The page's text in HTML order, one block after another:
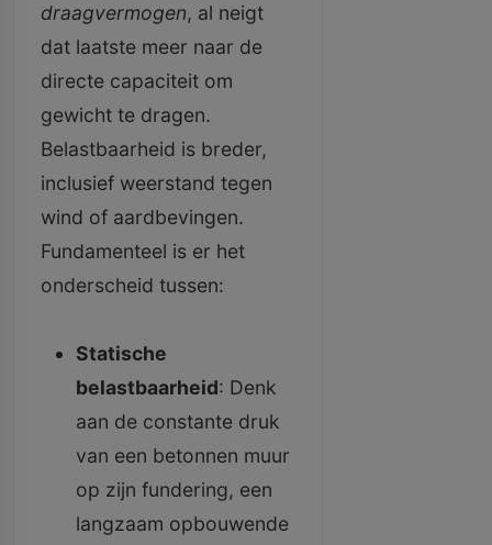
draagvermogen, al neigt
dat laatste meer naar de
directe capaciteit om
gewicht te dragen.
Belastbaarheid is breder,
inclusief weerstand tegen
wind of aardbevingen.
Fundamenteel is er het
onderscheid tussen:
Statische
belastbaarheid: Denk
aan de constante druk
van een betonnen muur
op zijn fundering, een
langzaam opbouwende